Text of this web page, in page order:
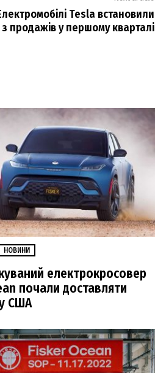
Tesla встановили
продажів у першому кварталі
НОВИНИ
електрокросовер
почали доставляти
США